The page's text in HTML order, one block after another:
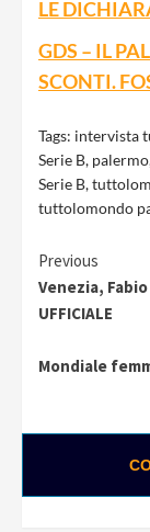
LE
GDS – IL
SCONTI.
Tags: intervista
Serie B, palermo
Serie B,
tuttolomondo
Continue
Reading
Previous
Venezia,
UFFICIALE
Mondiale